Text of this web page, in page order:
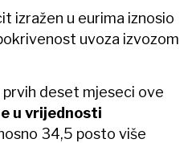
izražen u eurima iznosio
uvoza izvozom
prvih deset mjeseci ove
u vrijednosti
34,5 posto više